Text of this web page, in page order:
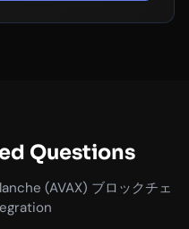
Questions
(AVAX) ブロックチェ